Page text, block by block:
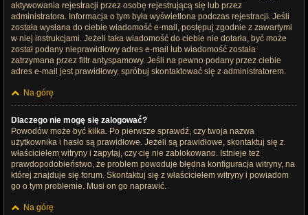
aktywowania rejestracji przez osobę rejestrującą się lub przez
administratora. Informacja o tym była wyświetlona podczas rejestracji. Jeśli
została wysłana do ciebie wiadomość e-mail, postępuj zgodnie z zawartymi
w niej instrukcjami. Jeżeli taka wiadomość do ciebie nie dotarła, być może
został podany nieprawidłowy adres e-mail lub wiadomość została
zatrzymana przez filtr antyspamowy. Jeśli na pewno podany przez ciebie
adres e-mail jest prawidłowy, spróbuj skontaktować się z administratorem.
Na górę
Dlaczego nie mogę się zalogować?
Powodów może być kilka. Po pierwsze sprawdź, czy twoja nazwa
użytkownika i hasło są prawidłowe. Jeżeli są prawidłowe, skontaktuj się z
właścicielem witryny i zapytaj, czy cię nie zablokowano. Istnieje też
prawdopodobieństwo, że problem powoduje błędna konfiguracja witryny, na
której znajduje się forum. Skontaktuj się z właścicielem witryny i powiadom
go o tym problemie. Musi on go naprawić.
Na górę